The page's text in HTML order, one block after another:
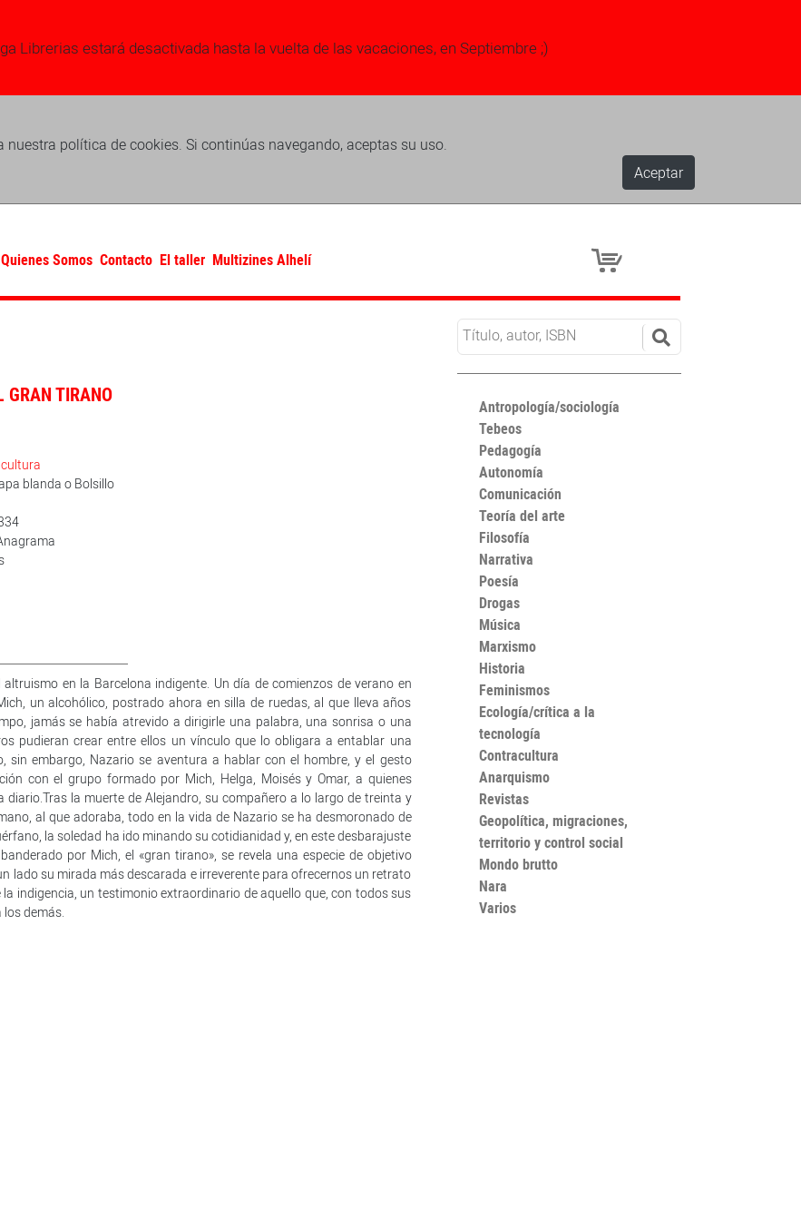
Librerias estará desactivada hasta la vuelta de las vacaciones, en Septiembre ;)
política de cookies. Si continúas navegando, aceptas su uso.
Aceptar
Quienes Somos Contacto El taller Multizines Alhelí
GRAN TIRANO
blanda o Bolsillo
en la Barcelona indigente. Un día de comienzos de verano en
un alcohólico, postrado ahora en silla de ruedas, al que lleva años
jamás se había atrevido a dirigirle una palabra, una sonrisa o una
pudieran crear entre ellos un vínculo que lo obligara a entablar una
sin embargo, Nazario se aventura a hablar con el hombre, y el gesto
con el grupo formado por Mich, Helga, Moisés y Omar, a quienes
la muerte de Alejandro, su compañero a lo largo de treinta y
al que adoraba, todo en la vida de Nazario se ha desmoronado de
la soledad ha ido minando su cotidianidad y, en este desbarajuste
por Mich, el «gran tirano», se revela una especie de objetivo
lado su mirada más descarada e irreverente para ofrecernos un retrato
indigencia, un testimonio extraordinario de aquello que, con todos sus
demás.
Antropología/sociología
Tebeos
Pedagogía
Autonomía
Comunicación
Teoría del arte
Filosofía
Narrativa
Poesía
Drogas
Música
Marxismo
Historia
Feminismos
Ecología/crítica a la
tecnología
Contracultura
Anarquismo
Revistas
Geopolítica, migraciones,
territorio y control social
Mondo brutto
Nara
Varios